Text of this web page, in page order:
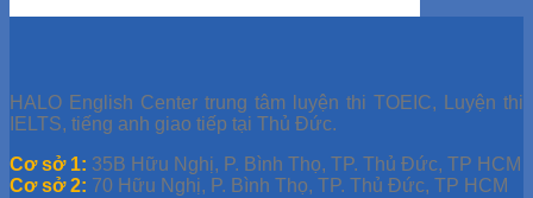
HALO English Center trung tâm luyện thi TOEIC, Luyện thi
IELTS, tiếng anh giao tiếp tại Thủ Đức.
Cơ sở 1: 35B Hữu Nghị, P. Bình Thọ, TP. Thủ Đức, TP HCM
Cơ sở 2: 70 Hữu Nghị, P. Bình Thọ, TP. Thủ Đức, TP HCM